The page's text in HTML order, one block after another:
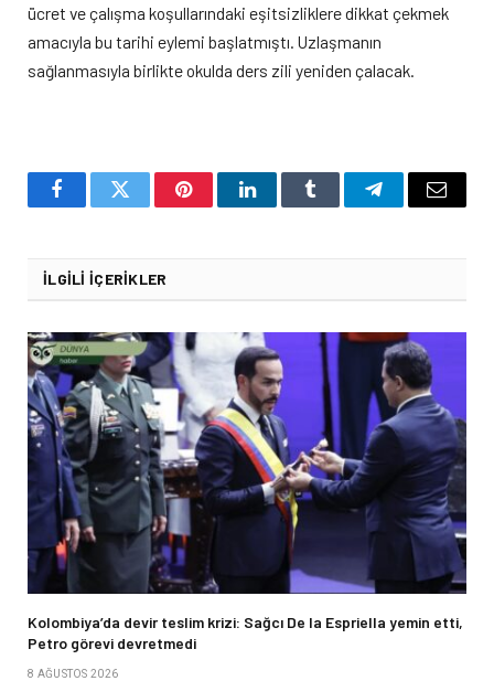
ücret ve çalışma koşullarındaki eşitsizliklere dikkat çekmek
amacıyla bu tarihi eylemi başlatmıştı. Uzlaşmanın
sağlanmasıyla birlikte okulda ders zili yeniden çalacak.
FacebookTwitter PinterestLinkedInTumblr TelegramEmail
İLGILI İÇERIKLER
Kolombiya’da devir teslim krizi: Sağcı De la Espriella yemin etti,
Petro görevi devretmedi
8 AĞUSTOS 2026